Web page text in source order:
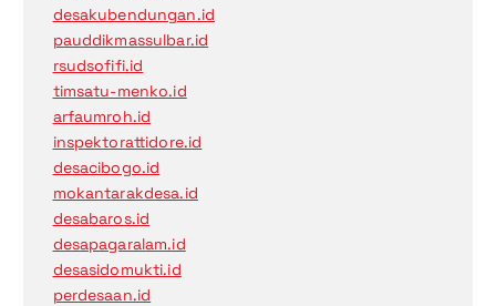
desakubendungan.id
pauddikmassulbar.id
rsudsofifi.id
timsatu-menko.id
arfaumroh.id
inspektorattidore.id
desacibogo.id
mokantarakdesa.id
desabaros.id
desapagaralam.id
desasidomukti.id
perdesaan.id